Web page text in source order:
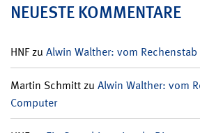
NEUESTE KOMMENTARE
HNFzu Alwin Walther: vom
Martin Schmittzu Alwin Walther: vom
Computer